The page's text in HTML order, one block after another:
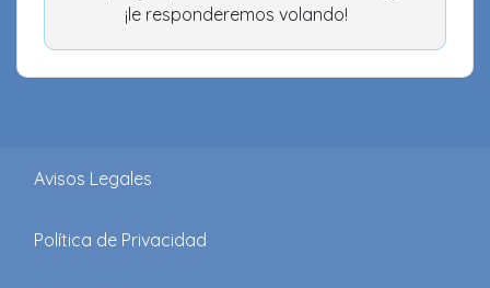
¡le responderemos volando!
Avisos Legales
Política de Privacidad